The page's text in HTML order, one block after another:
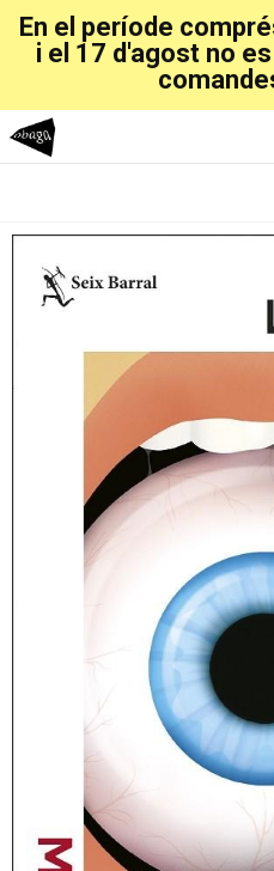
En el període
i el 17 d'agost no